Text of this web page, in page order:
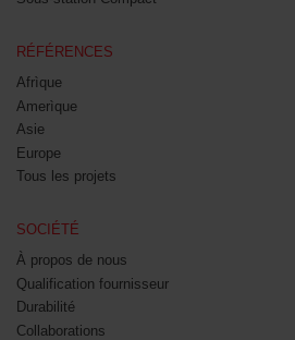
RÉFÉRENCES
Afrìque
Amerìque
Asie
Europe
Tous les projets
SOCIÉTÉ
À propos de nous
Qualification fournisseur
Durabilité
Collaborations